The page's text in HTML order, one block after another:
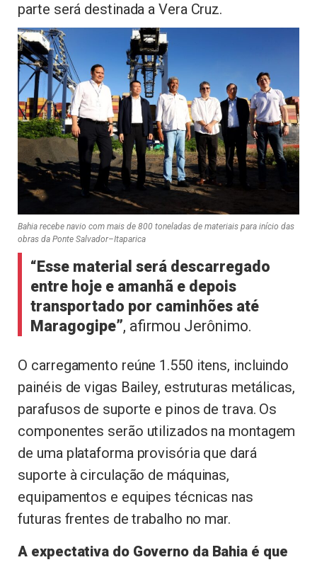
parte será destinada a Vera Cruz.
Bahia recebe navio com mais de 800 toneladas de materiais para início das
obras da Ponte Salvador–Itaparica
“Esse material será descarregado
entre hoje e amanhã e depois
transportado por caminhões até
Maragogipe”, afirmou Jerônimo.
O carregamento reúne 1.550 itens, incluindo
painéis de vigas Bailey, estruturas metálicas,
parafusos de suporte e pinos de trava. Os
componentes serão utilizados na montagem
de uma plataforma provisória que dará
suporte à circulação de máquinas,
equipamentos e equipes técnicas nas
futuras frentes de trabalho no mar.
A expectativa do Governo da Bahia é que